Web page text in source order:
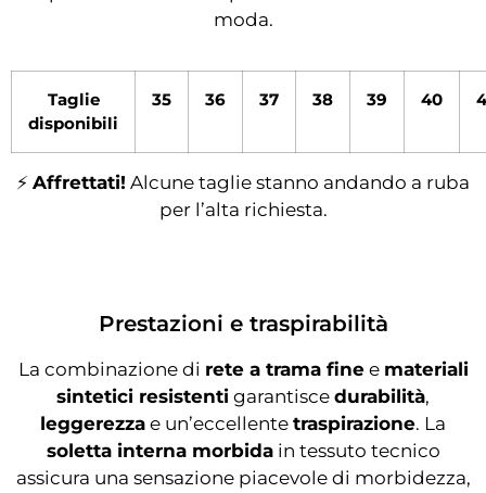
moda.
Taglie
disponibili
35 36 37 38 39 40
⚡ Affrettati! Alcune taglie stanno andando a ruba
per l’alta richiesta.
Prestazioni e traspirabilità
La combinazione di rete a trama finee materiali
sintetici resistenti garantisce durabilità,
leggerezza e un’eccellente traspirazione. La
soletta interna morbidain tessuto tecnico
assicura una sensazione piacevole di morbidezza,